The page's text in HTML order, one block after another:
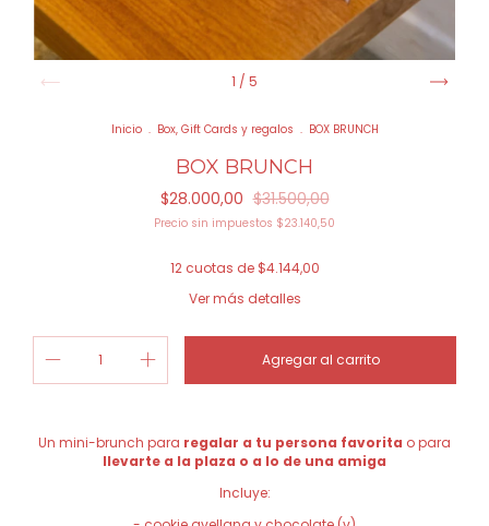
1 / 5
Inicio . Box, Gift Cards y regalos . BOX BRUNCH
BOX BRUNCH
$28.000,00 $31.500,00
Precio sin impuestos $23.140,50
12 cuotas de $4.144,00
Ver más detalles
Un mini-brunch para regalar a tu persona favorita o para
llevarte a la plaza o a lo de una amiga
Incluye: